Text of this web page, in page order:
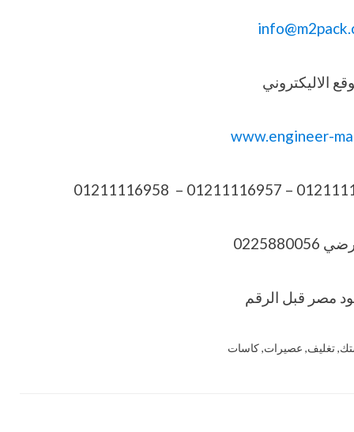
الاليكتروني
www.engineer-
,تغليف, عصيرات,كاسات